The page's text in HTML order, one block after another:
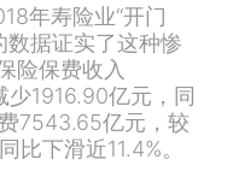
年寿险业“开门
数据证实了这种惨
险保费收入
1916.90亿元，同
7543.65亿元，较
比下滑近11.4%。